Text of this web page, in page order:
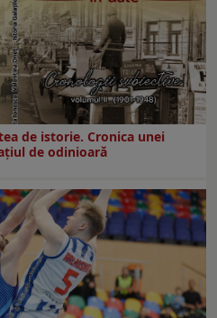
de istorie. Cronica unei
de odinioară